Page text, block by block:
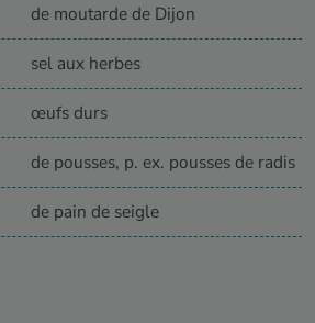
de moutarde de Dijon
sel aux herbes
œufs durs
de pousses, p. ex. pousses de radis
de pain de seigle